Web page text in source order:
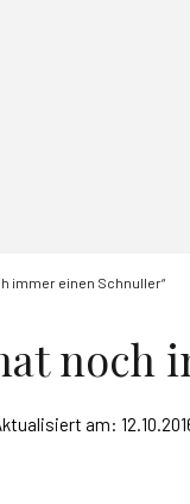
immer einen Schnuller“
noch
am: